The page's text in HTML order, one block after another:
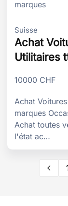
Suisse
Achat
Utilitaires
10000 CHF
Achat
marques
Achat toutes
l'état ac…